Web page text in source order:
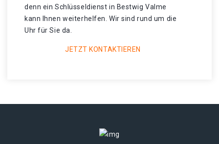
denn ein Schlüsseldienst in Bestwig Valme
kann Ihnen weiterhelfen. Wir sind rund um die
Uhr für Sie da.
JETZT KONTAKTIEREN